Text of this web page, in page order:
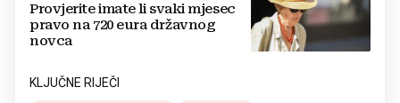
Provjerite imate li svaki mjesec
pravo na 720 eura državnog
novca
KLJUČNE RIJEČI